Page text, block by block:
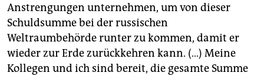
Anstrengungen unternehmen, um von dieser
Schuldsumme bei der russischen
Weltraumbehörde runter zu kommen, damit er
wieder zur Erde zurückkehren kann. (…) Meine
Kollegen und ich sind bereit, die gesamte Summe